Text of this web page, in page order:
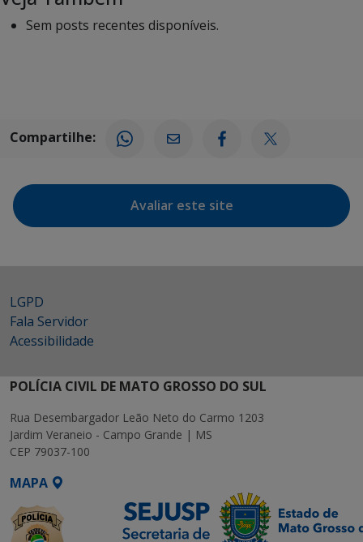
Sem posts recentes disponíveis.
Compartilhe:
Avaliar este site
LGPD
Fala Servidor
Acessibilidade
POLÍCIA CIVIL DE MATO GROSSO DO SUL
Rua Desembargador Leão Neto do Carmo 1203
Jardim Veraneio - Campo Grande | MS
CEP 79037-100
MAPA